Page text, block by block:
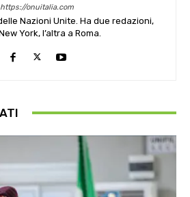
https://onuitalia.com
Nazioni Unite. Ha due redazioni,
York, l’altra a Roma.